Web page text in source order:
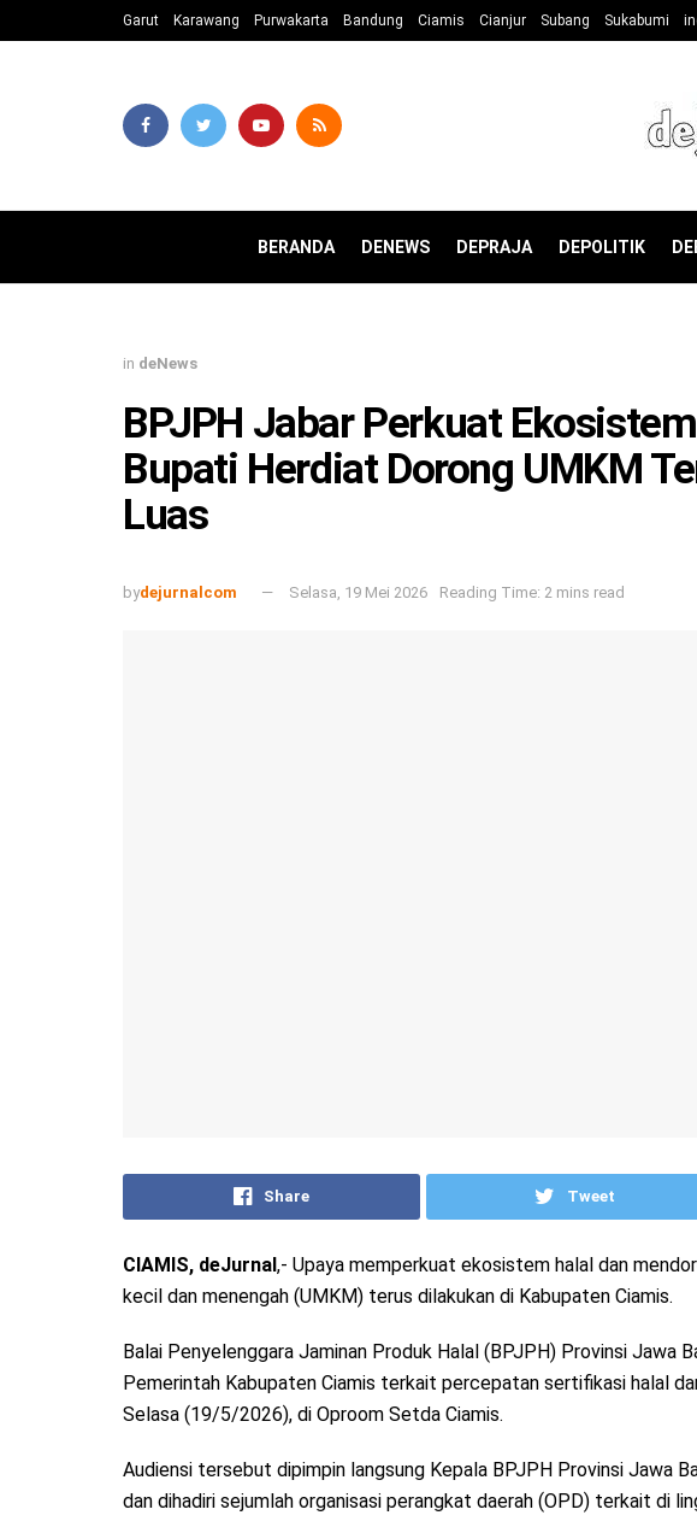
Garut Karawang Purwakarta Bandung Ciamis Cianjur Subang Sukabumi
BERANDA DENEWS DEPRAJA DEPOLITIK
in deNews
BPJPH Jabar Perkuat
Bupati Herdiat Dorong UMKM
Luas
bydejurnalcom Selasa, 19 Mei 2026 Reading Time: 2 mins read
Share Tweet
CIAMIS, deJurnal,- Upaya memperkuat ekosistem halal dan
kecil dan menengah (UMKM) terus dilakukan di Kabupaten Ciamis.
Balai Penyelenggara Jaminan Produk Halal (BPJPH) Provinsi Jawa
Pemerintah Kabupaten Ciamis terkait percepatan sertifikasi halal
Selasa (19/5/2026), di Oproom Setda Ciamis.
Audiensi tersebut dipimpin langsung Kepala BPJPH Provinsi Jawa
dan dihadiri sejumlah organisasi perangkat daerah (OPD) terkait di